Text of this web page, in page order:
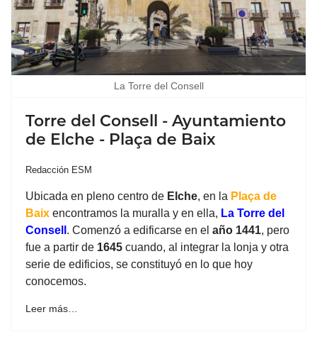
La Torre del Consell
Torre del Consell - Ayuntamiento
de Elche - Plaça de Baix
Redacción ESM
Ubicada en pleno centro de Elche, en la Plaça de
Baix encontramos la muralla y en ella, La Torre del
Consell . Comenzó a edificarse en el año 1441, pero
fue a partir de 1645 cuando, al integrar la lonja y otra
serie de edificios, se constituyó en lo que hoy
conocemos.
Leer más…